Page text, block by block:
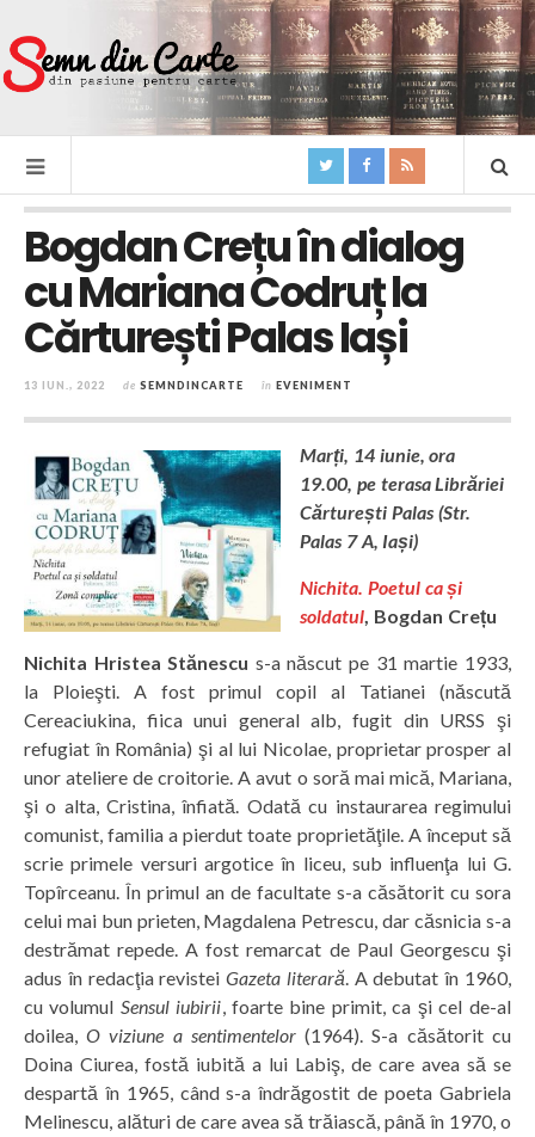
Bogdan Crețu în dialog
cu Mariana Codruț la
Cărturești Palas Iași
13 IUN., 2022 de SEMNDINCARTE în EVENIMENT
Marți, 14 iunie, ora
19.00, pe terasa Librăriei
Cărturești Palas (Str.
Palas 7 A, Iași)
Nichita. Poetul ca și
soldatul, Bogdan Crețu
Nichita Hristea Stănescu s-a născut pe 31 martie 1933,
la Ploieşti. A fost primul copil al Tatianei (născută
Cereaciukina, fiica unui general alb, fugit din URSS şi
refugiat în România) şi al lui Nicolae, proprietar prosper al
unor ateliere de croitorie. A avut o soră mai mică, Mariana,
şi o alta, Cristina, înfiată. Odată cu instaurarea regimului
comunist, familia a pierdut toate proprietăţile. A început să
scrie primele versuri argotice în liceu, sub influenţa lui G.
Topîrceanu. În primul an de facultate s-a căsătorit cu sora
celui mai bun prieten, Magdalena Petrescu, dar căsnicia s-a
destrămat repede. A fost remarcat de Paul Georgescu şi
adus în redacţia revisteiGazeta literară. A debutat în 1960,
cu volumul Sensul iubirii, foarte bine primit, ca şi cel de-al
doilea,O viziune a sentimentelor (1964). S-a căsătorit cu
Doina Ciurea, fostă iubită a lui Labiş, de care avea să se
despartă în 1965, când s-a îndrăgostit de poeta Gabriela
Melinescu, alături de care avea să trăiască, până în 1970, o